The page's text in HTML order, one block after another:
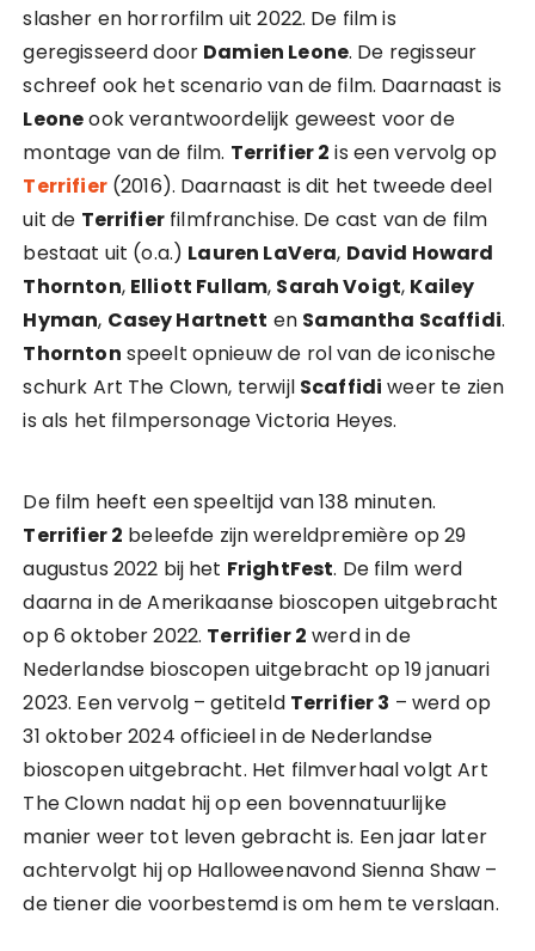
slasher en horrorfilm uit 2022. De film is
geregisseerd door Damien Leone. De regisseur
schreef ook het scenario van de film. Daarnaast is
Leoneook verantwoordelijk geweest voor de
montage van de film. Terrifier 2 is een vervolg op
Terrifier(2016). Daarnaast is dit het tweede deel
uit de Terrifierfilmfranchise. De cast van de film
bestaat uit (o.a.) Lauren LaVera, David Howard
Thornton, Elliott Fullam, Sarah Voigt, Kailey
Hyman, Casey Hartnett en Samantha Scaffidi.
Thornton speelt opnieuw de rol van de iconische
schurk Art The Clown, terwijl Scaffidi weer te zien
is als het filmpersonage Victoria Heyes.
De film heeft een speeltijd van 138 minuten.
Terrifier 2 beleefde zijn wereldpremière op 29
augustus 2022 bij het FrightFest. De film werd
daarna in de Amerikaanse bioscopen uitgebracht
op 6 oktober 2022. Terrifier 2 werd in de
Nederlandse bioscopen uitgebracht op 19 januari
2023. Een vervolg – getiteld Terrifier 3 – werd op
31 oktober 2024 officieel in de Nederlandse
bioscopen uitgebracht. Het filmverhaal volgt Art
The Clown nadat hij op een bovennatuurlijke
manier weer tot leven gebracht is. Een jaar later
achtervolgt hij op Halloweenavond Sienna Shaw –
de tiener die voorbestemd is om hem te verslaan.